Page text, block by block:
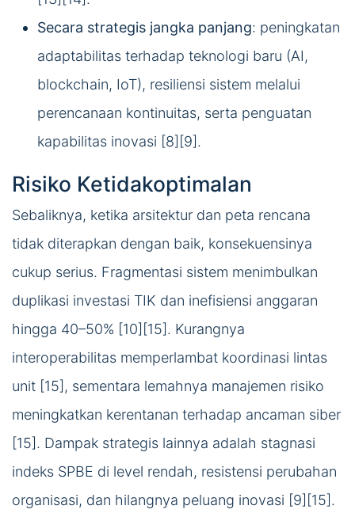
Secara strategis jangka panjang: peningkatan
adaptabilitas terhadap teknologi baru (AI,
blockchain, IoT), resiliensi sistem melalui
perencanaan kontinuitas, serta penguatan
kapabilitas inovasi [8][9].
Risiko Ketidakoptimalan
Sebaliknya, ketika arsitektur dan peta rencana
tidak diterapkan dengan baik, konsekuensinya
cukup serius. Fragmentasi sistem menimbulkan
duplikasi investasi TIK dan inefisiensi anggaran
hingga 40–50% [10][15]. Kurangnya
interoperabilitas memperlambat koordinasi lintas
unit [15], sementara lemahnya manajemen risiko
meningkatkan kerentanan terhadap ancaman siber
[15]. Dampak strategis lainnya adalah stagnasi
indeks SPBE di level rendah, resistensi perubahan
organisasi, dan hilangnya peluang inovasi [9][15].